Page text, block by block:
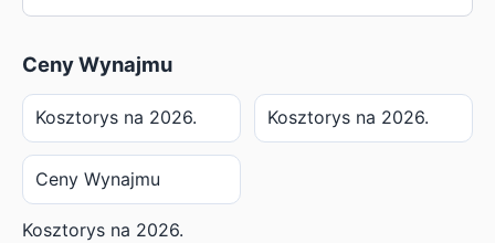
Ceny Wynajmu
Kosztorys na 2026. Kosztorys na 2026.
Ceny Wynajmu
Kosztorys na 2026.